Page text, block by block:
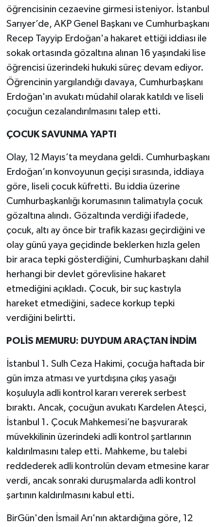
öğrencisinin cezaevine girmesi isteniyor. İstanbul
Sarıyer’de, AKP Genel Başkanı ve Cumhurbaşkanı
Recep Tayyip Erdoğan'a hakaret ettiği iddiası ile
sokak ortasında gözaltına alınan 16 yaşındaki lise
öğrencisi üzerindeki hukuki süreç devam ediyor.
Öğrencinin yargılandığı davaya, Cumhurbaşkanı
Erdoğan'ın avukatı müdahil olarak katıldı ve liseli
çocuğun cezalandırılmasını talep etti.
ÇOCUK SAVUNMA YAPTI
Olay, 12 Mayıs’ta meydana geldi. Cumhurbaşkanı
Erdoğan’ın konvoyunun geçişi sırasında, iddiaya
göre, liseli çocuk küfretti. Bu iddia üzerine
Cumhurbaşkanlığı korumasının talimatıyla çocuk
gözaltına alındı. Gözaltında verdiği ifadede,
çocuk, altı ay önce bir trafik kazası geçirdiğini ve
olay günü yaya geçidinde beklerken hızla gelen
bir araca tepki gösterdiğini, Cumhurbaşkanı dahil
herhangi bir devlet görevlisine hakaret
etmediğini açıkladı. Çocuk, bir suç kastıyla
hareket etmediğini, sadece korkup tepki
verdiğini belirtti.
POLİS MEMURU: DUYDUM ARAÇTAN İNDİM
İstanbul 1. Sulh Ceza Hakimi, çocuğa haftada bir
gün imza atması ve yurtdışına çıkış yasağı
koşuluyla adli kontrol kararı vererek serbest
bıraktı. Ancak, çocuğun avukatı Kardelen Ateşci,
İstanbul 1. Çocuk Mahkemesi’ne başvurarak
müvekkilinin üzerindeki adli kontrol şartlarının
kaldırılmasını talep etti. Mahkeme, bu talebi
reddederek adli kontrolün devam etmesine karar
verdi, ancak sonraki duruşmalarda adli kontrol
şartının kaldırılmasını kabul etti.
BirGün'den İsmail Arı'nın aktardığına göre, 12